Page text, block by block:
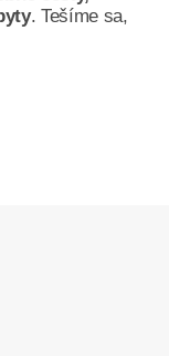
. Tešíme sa,